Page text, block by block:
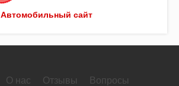
Автомобильный сайт
О нас Отзывы Вопросы